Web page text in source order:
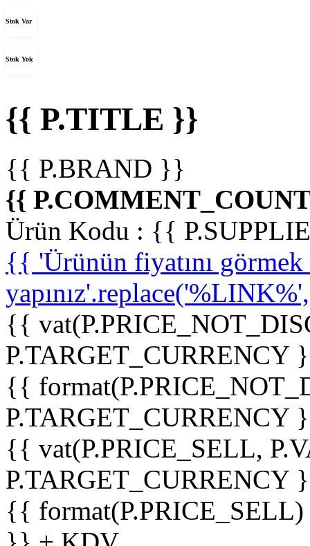
Stok Var
Stok Yok
{{ P.TITLE }}
{{ P.BRAND }}
{{
Ürün Kodu : {{
{{ 'Ürünün fiyatını
{{
P.TARGET_CURRENCY
{{
P.TARGET_CURRENCY
{{ vat(P.PRICE_SELL,
P.TARGET_CURRENCY
{{